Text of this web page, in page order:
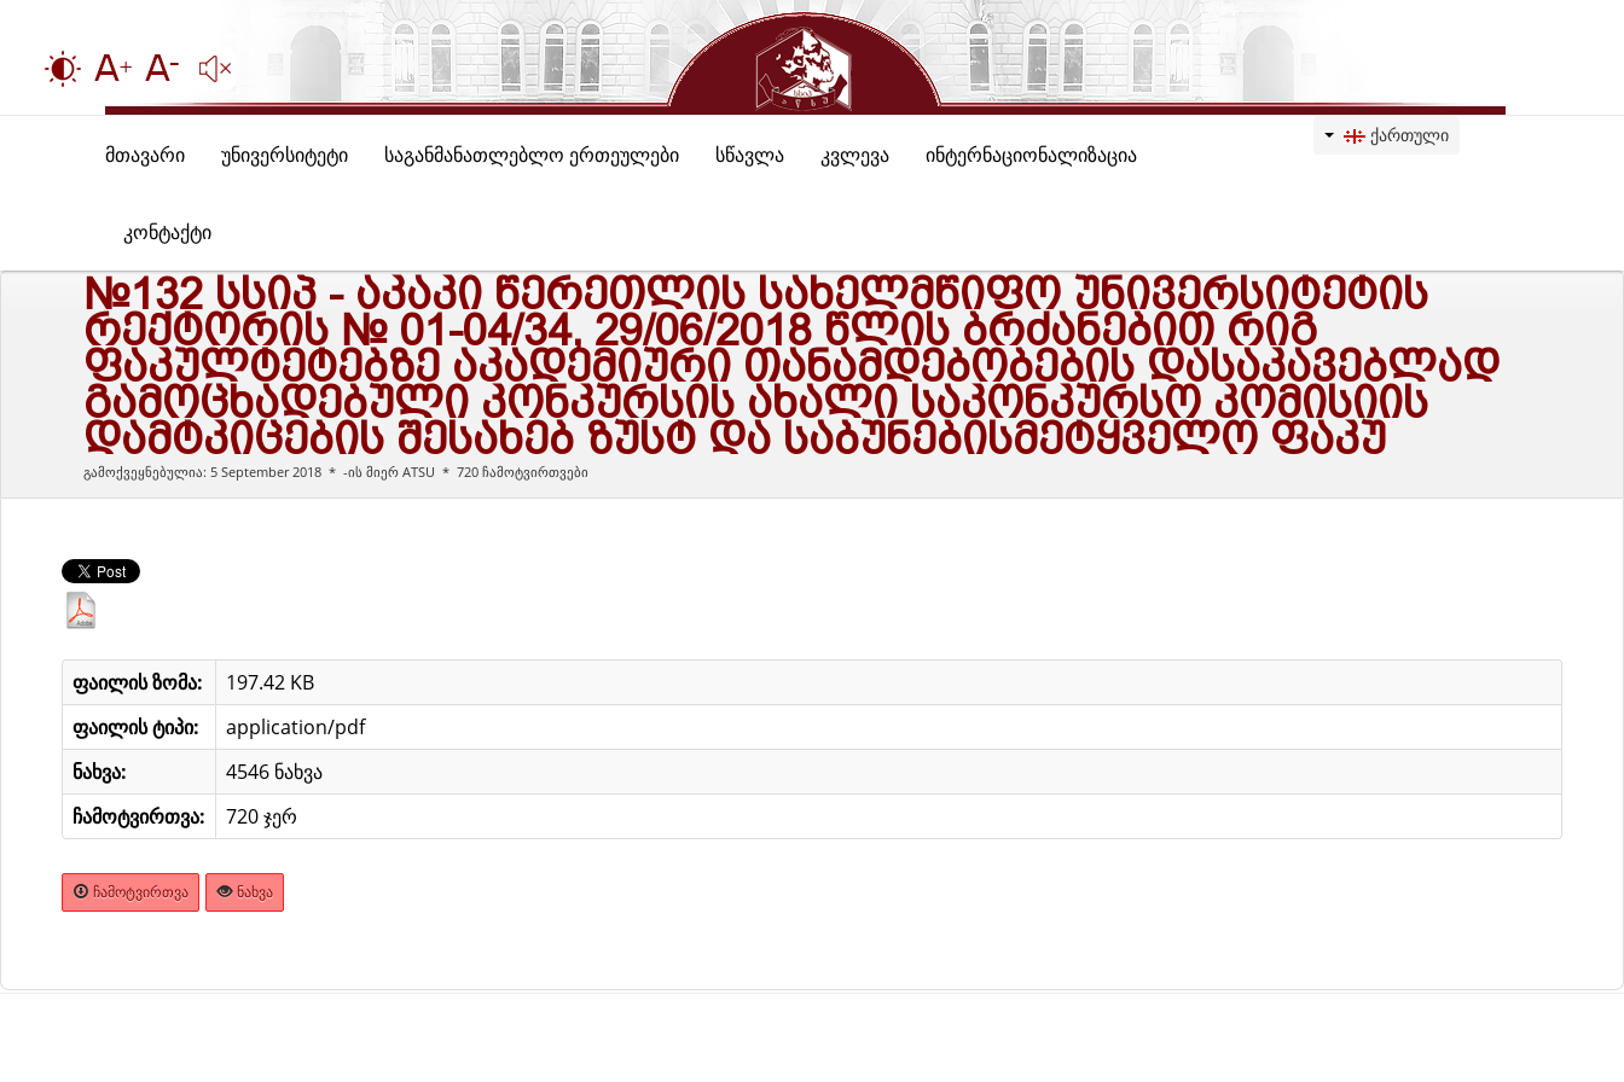
მთავარი უნივერსიტეტი საგანმანათლებლო ერთეულები სწავლა კვლევა ინტერნაციონალიზაცია
კონტაქტი
ᲥᲐᲠᲗᲣᲚᲘ
№132 ᲡᲡᲘᲞ - ᲐᲙᲐᲙᲘ ᲬᲔᲠᲔᲗᲚᲘᲡ ᲡᲐᲮᲔᲚᲛᲬᲘᲤᲝ ᲣᲜᲘᲕᲔᲠᲡᲘᲢᲔᲢᲘᲡ
ᲠᲔᲥᲢᲝᲠᲘᲡ № 01-04/34, 29/06/2018 ᲬᲚᲘᲡ ᲑᲠᲫᲐᲜᲔᲑᲘᲗ ᲠᲘᲒ
ᲤᲐᲙᲣᲚᲢᲔᲢᲔᲑᲖᲔ ᲐᲙᲐᲓᲔᲛᲘᲣᲠᲘ ᲗᲐᲜᲐᲛᲓᲔᲑᲝᲑᲔᲑᲘᲡ ᲓᲐᲡᲐᲙᲐᲕᲔᲑᲚᲐᲓ
ᲒᲐᲛᲝᲪᲮᲐᲓᲔᲑᲣᲚᲘ ᲙᲝᲜᲙᲣᲠᲡᲘᲡ ᲐᲮᲐᲚᲘ ᲡᲐᲙᲝᲜᲙᲣᲠᲡᲝ ᲙᲝᲛᲘᲡᲘᲘᲡ
ᲓᲐᲛᲢᲙᲘᲪᲔᲑᲘᲡ ᲨᲔᲡᲐᲮᲔᲑ ᲖᲣᲡᲢ ᲓᲐ ᲡᲐᲑᲣᲜᲔᲑᲘᲡᲛᲔᲢᲧᲕᲔᲚᲝ ᲤᲐᲙᲣ
გამოქვეყნებულია: 5 September 2018 -ის მიერ ATSU 720 ჩამოტვირთვები
ფაილის ზომა:
197.42 KB
ფაილის ტიპი:
application/pdf
ნახვა:
4546 ნახვა
ჩამოტვირთვა:
720 ჯერ
ᲩᲐᲛᲝᲢᲕᲘᲠᲗᲕᲐ ᲜᲐᲮᲕᲐ